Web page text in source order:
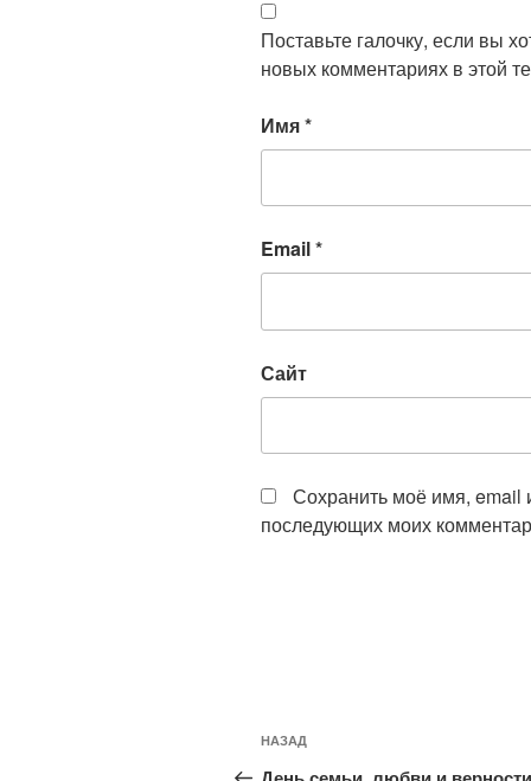
Поставьте галочку, если вы
новых комментариях в этой
Имя*
Email*
Сайт
Сохранить моё имя, email
последующих моих
Навигация
по
Предыдущая
запись:
НАЗАД